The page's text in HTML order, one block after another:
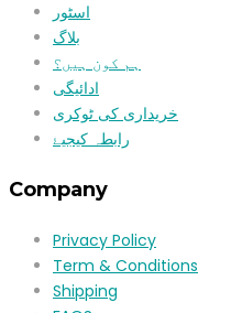
اسٹور
بلاگ
ہم کون ہیں؟
ادائیگی
خریداری کی ٹوکری
رابطہ کیجیۓ
Company
Privacy Policy
Term & Conditions
Shipping